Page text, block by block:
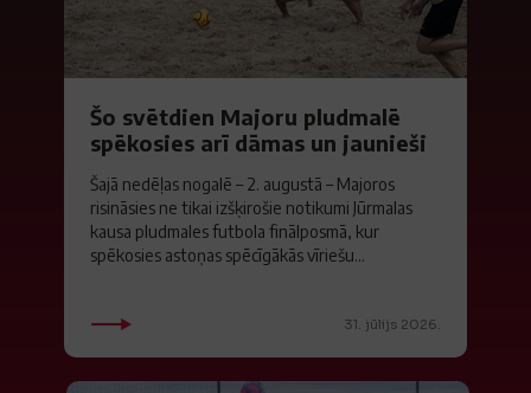
Šo svētdien Majoru pludmalē
spēkosies arī dāmas un jaunieši
Šajā nedēļas nogalē – 2. augustā – Majoros
risināsies ne tikai izšķirošie notikumi Jūrmalas
kausa pludmales futbola finālposmā, kur
spēkosies astoņas spēcīgākās vīriešu...
31. jūlijs 2026.